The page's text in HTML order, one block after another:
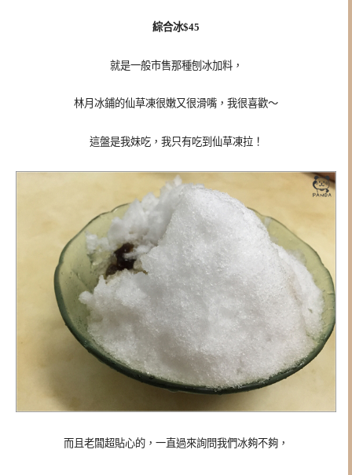
綜合冰$45
就是一般市售那種刨冰加料，
林月冰鋪的仙草凍很嫩又很滑嘴，我很喜歡～
這盤是我妹吃，我只有吃到仙草凍拉！
而且老闆超貼心的，一直過來詢問我們冰夠不夠，